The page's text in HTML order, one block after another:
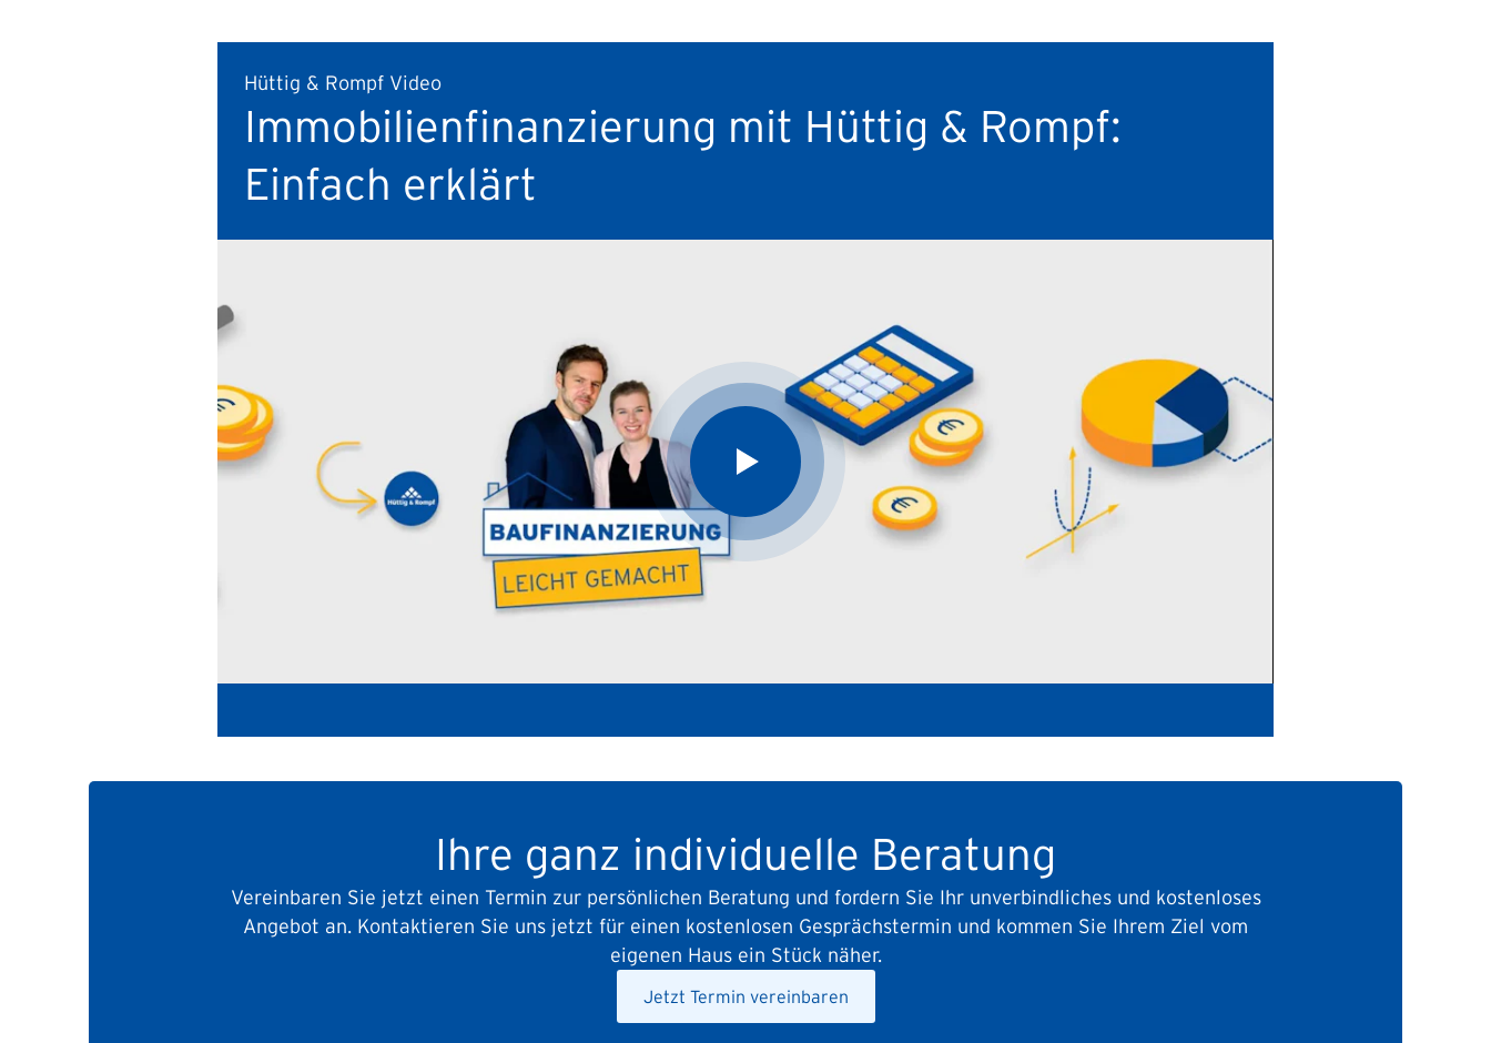
Hüttig & Rompf Video
Immobilienfinanzierung mit Hüttig & Rompf:
Einfach erklärt
Ihre ganz individuelle Beratung
Vereinbaren Sie jetzt einen Termin zur persönlichen Beratung und fordern Sie Ihr unverbindliches und kostenloses
Angebot an. Kontaktieren Sie uns jetzt für einen kostenlosen Gesprächstermin und kommen Sie Ihrem Ziel vom
eigenen Haus ein Stück näher.
Jetzt Termin vereinbaren